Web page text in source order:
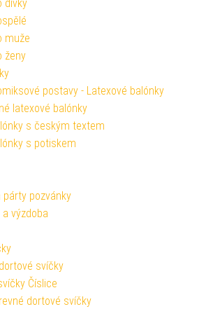
dívky
muže
ženy
postavy - Latexové balónky
latexové balónky
s českým textem
s potiskem
párty pozvánky
výzdoba
svíčky
Číslice
dortové svíčky